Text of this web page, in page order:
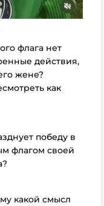
флага нет
действия,
жене?
как
победу в
флагом своей
какой смысл